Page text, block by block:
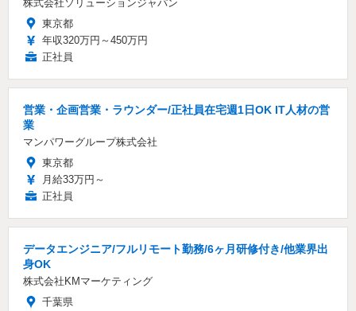
株式会社ソリューションジャパン
東京都
年収320万円～450万円
正社員
営業・企画営業・ラウンダー/正社員在宅週1日OK IT人材の営
業
マンパワーグループ株式会社
東京都
月給33万円～
正社員
データエンジニア/フルリモート勤務/6ヶ月研修付き/他業界出
身OK
株式会社KMマーケティング
千葉県